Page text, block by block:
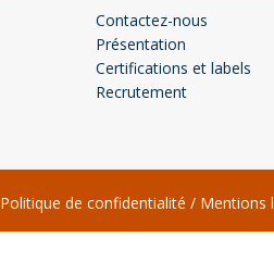
Contactez-nous
Présentation
Certifications et labels
Recrutement
Politique de confidentialité / Mentions